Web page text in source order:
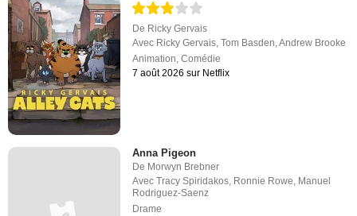
De Ricky Gervais
Avec Ricky Gervais,Tom Basden,Andrew Brooke
Animation,Comédie
7 août 2026 sur Netflix
Anna Pigeon
De Morwyn Brebner
AvecTracy Spiridakos, Ronnie Rowe, Manuel
Rodriguez-Saenz
Drame